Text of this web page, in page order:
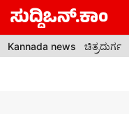
Skip
content
Kannada news ಚಿತ್ರದುರ್ಗ